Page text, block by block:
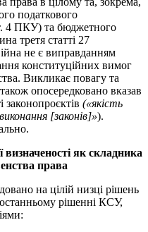
податкового
4 ПКУ) та бюджетного
третя статті 27
не є виправданням
конституційних вимог
Викликає повагу та
опосередковано вказав
законопроєктів («якість
[законів]»).
як складника
права
на цілій низці рішень
рішенні КСУ,